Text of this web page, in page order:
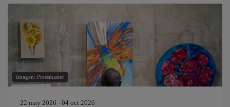
Imagen: Pressmaster
22 may 2026 - 04 oct 2026